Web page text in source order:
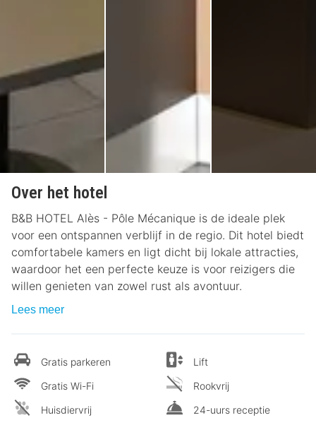
Over het hotel
B&B HOTEL Alès - Pôle Mécanique is de ideale plek
voor een ontspannen verblijf in de regio. Dit hotel biedt
comfortabele kamers en ligt dicht bij lokale attracties,
waardoor het een perfecte keuze is voor reizigers die
willen genieten van zowel rust als avontuur.
Lees meer
Gratis parkeren
Gratis Wi-Fi
Huisdiervrij
Lift
Rookvrij
24-uurs receptie